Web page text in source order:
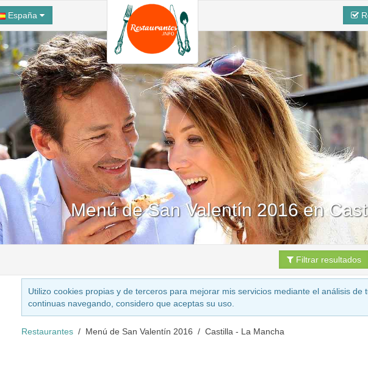
España
Menú de San Valentín 2016 en
Filtrar resultados
Utilizo cookies propias y de terceros para mejorar mis servicios mediante el análisis de
continuas navegando, considero que aceptas su uso.
Restaurantes Menú de San Valentín 2016 Castilla - La Mancha